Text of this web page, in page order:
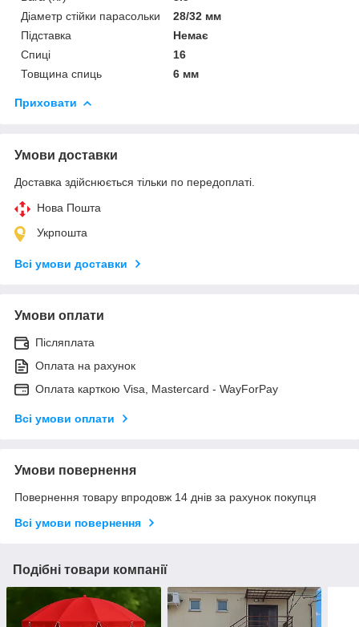
Діаметр стійки парасольки
28/32 мм
Підставка
Немає
Спиці
16
Товщина спиць
6 мм
Приховати
Умови доставки
Доставка здійснюється тільки по передоплаті.
Нова Пошта
Укрпошта
Всі умови доставки
Умови оплати
Післяплата
Оплата на рахунок
Оплата карткою Visa, Mastercard - WayForPay
Всі умови оплати
Умови повернення
Повернення товару впродовж 14 днів за рахунок покупця
Всі умови повернення
Подібні товари компанії